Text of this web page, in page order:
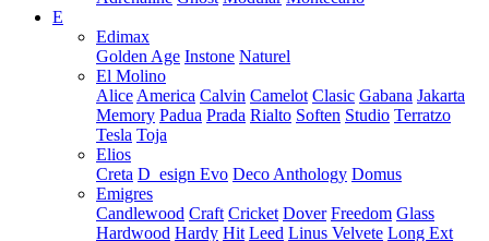
E
Edimax
Golden Age Instone Naturel
El Molino
Alice America Calvin Camelot Clasic Gabana Jakarta
Memory Padua Prada Rialto Soften Studio Terratzo
Tesla Toja
Elios
Creta D_esign Evo Deco Anthology Domus
Emigres
Candlewood Craft Cricket Dover Freedom Glass
Hardwood Hardy Hit Leed Linus Velvete Long Ext